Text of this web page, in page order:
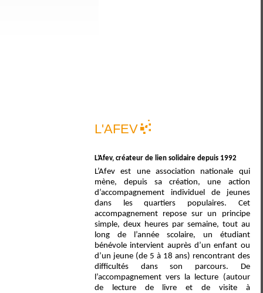
L'AFEV
L’Afev, créateur de lien solidaire depuis 1992
L’Afev est une association nationale qui
mène, depuis sa création, une action
d’accompagnement individuel de jeunes
dans les quartiers populaires. Cet
accompagnement repose sur un principe
simple, deux heures par semaine, tout au
long de l’année scolaire, un étudiant
bénévole intervient auprès d’un enfant ou
d’un jeune (de 5 à 18 ans) rencontrant des
difficultés dans son parcours. De
l’accompagnement vers la lecture (autour
de lecture de livre et de visite à